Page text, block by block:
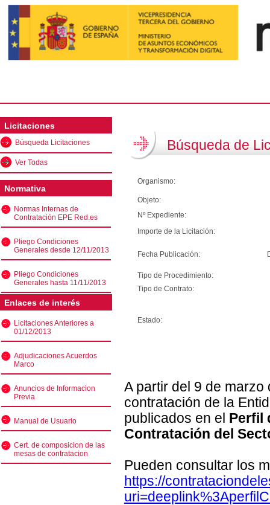
Licitaciones
Búsqueda Licitaciones
Ver Todas
Normativa
Normas Internas de
Contratación EPE Red.es
Pliego Condiciones
Generales desde 12/11/2013
Pliego Condiciones
Generales hasta 11/11/2013
Enlaces de interés
Licitaciones Anteriores a
01/12/2013
Adjudicaciones Acuerdos
Marco
Anuncios de Informacion
Previa
Manual de Usuario
Cert. de composicion de las
mesas de contratacion
Búsqueda de
Organismo:
Objeto:
Nº Expediente:
Importe de la Licitación:
Fecha Publicación:
Tipo de Procedimiento:
Tipo de Contrato:
Estado:
A partir del 9 de
contratación de la
publicados en el Perfil
Contratación del
Pueden consultar los
https://